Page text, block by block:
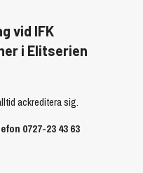
vid IFK
i Elitserien
ackreditera sig.
0727-23 43 63